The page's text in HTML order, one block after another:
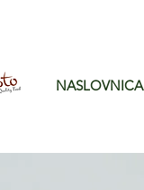
NASLOVNICA